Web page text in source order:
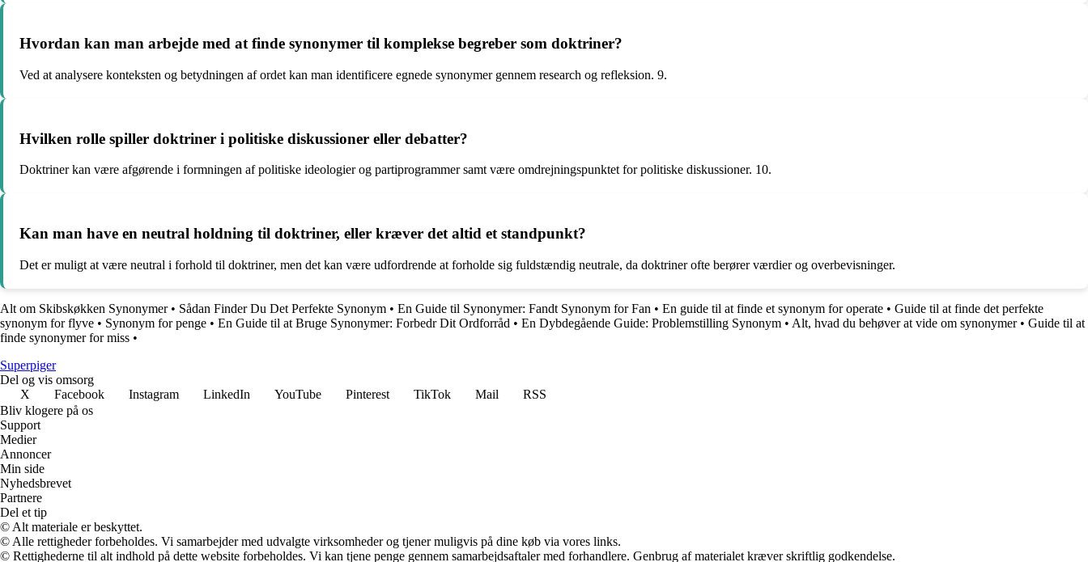
Hvordan kan man arbejde med at finde synonymer til komplekse begreber som doktriner?
Ved at analysere konteksten og betydningen af ordet kan man identificere egnede synonymer gennem research og refleksion. 9.
Hvilken rolle spiller doktriner i politiske diskussioner eller debatter?
Doktriner kan være afgørende i formningen af politiske ideologier og partiprogrammer samt være omdrejningspunktet for politiske diskussioner. 10.
Kan man have en neutral holdning til doktriner, eller kræver det altid et standpunkt?
Det er muligt at være neutral i forhold til doktriner, men det kan være udfordrende at forholde sig fuldstændig neutrale, da doktriner ofte berører værdier og overbevisninger.
Alt om Skibskøkken Synonymer• Sådan Finder Du Det Perfekte Synonym • En Guide til Synonymer: Fandt Synonym for Fan • En guide til at finde et synonym for operate • Guide til at finde det perfekte
synonym for flyve • Synonym for penge • En Guide til at Bruge Synonymer: Forbedr Dit Ordforråd • En Dybdegående Guide: Problemstilling Synonym • Alt, hvad du behøver at vide om synonymer• Guide til at
finde synonymer for miss •
Superpiger
Del og vis omsorg
X
Facebook Instagram LinkedIn YouTube Pinterest TikTok Mail
RSS
Bliv klogere på os
Support
Medier
Annoncer
Min side
Nyhedsbrevet
Partnere
Del et tip
© Alt materiale er beskyttet.
© Alle rettigheder forbeholdes. Vi samarbejder med udvalgte virksomheder og tjener muligvis på dine køb via vores links.
© Rettighederne til alt indhold på dette website forbeholdes. Vi kan tjene penge gennem samarbejdsaftaler med forhandlere. Genbrug af materialet kræver skriftlig godkendelse.